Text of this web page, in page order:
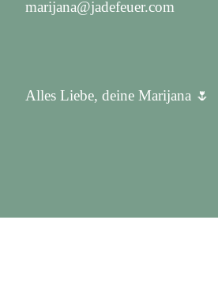
marijana@jadefeuer.com
Alles Liebe, deine Marijana 🌷